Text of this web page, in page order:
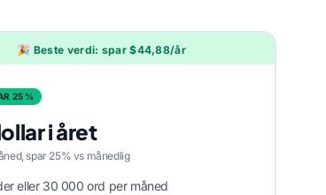
🎉 Beste verdi: spar $44,88/år
25 %
i året
spar 25% vs månedlig
eller 30 000 ord per måned